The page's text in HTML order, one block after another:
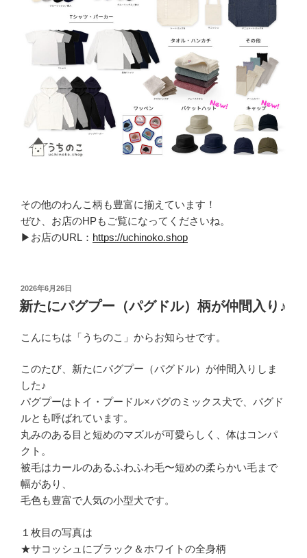
その他のわんこ柄も豊富に揃えています！
ぜひ、お店のHPもご覧になってくださいね。
▶お店のURL： https://uchinoko.shop
投
稿
日:
2026年6月26日
新たにパグプー（パグドル）柄が仲間入り♪
こんにちは「うちのこ」からお知らせです。
このたび、新たにパグプー（パグドル）が仲間入りしま
した♪
パグプーはトイ・プードル×パグのミックス犬で、パグド
ルとも呼ばれています。
丸みのある目と短めのマズルが可愛らしく、体はコンパ
クト。
被毛はカールのあるふわふわ毛〜短めの柔らかい毛まで
幅があり、
毛色も豊富で人気の小型犬です。
１枚目の写真は
★サコッシュにブラック＆ホワイトの全身柄